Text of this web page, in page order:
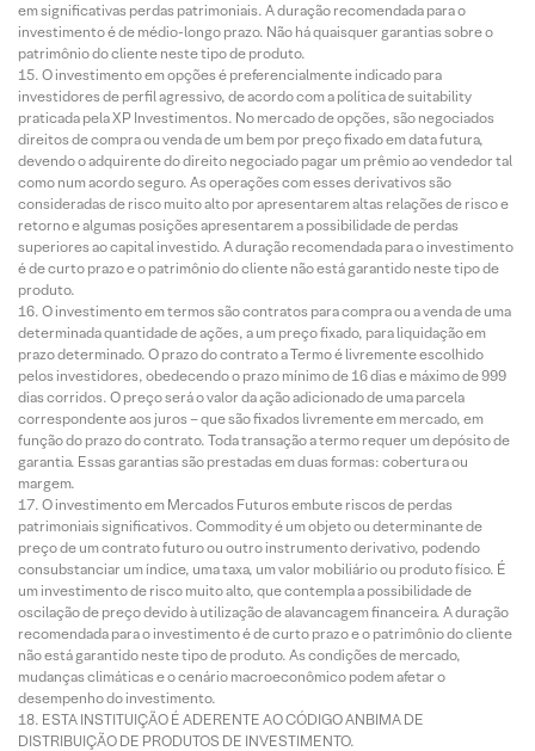
em significativas perdas patrimoniais. A duração recomendada para o
investimento é de médio-longo prazo. Não há quaisquer garantias sobre o
patrimônio do cliente neste tipo de produto.
O investimento em opções é preferencialmente indicado para
investidores de perfil agressivo, de acordo com a política de suitability
praticada pela XP Investimentos. No mercado de opções, são negociados
direitos de compra ou venda de um bem por preço fixado em data futura,
devendo o adquirente do direito negociado pagar um prêmio ao vendedor tal
como num acordo seguro. As operações com esses derivativos são
consideradas de risco muito alto por apresentarem altas relações de risco e
retorno e algumas posições apresentarem a possibilidade de perdas
superiores ao capital investido. A duração recomendada para o investimento
é de curto prazo e o patrimônio do cliente não está garantido neste tipo de
produto.
O investimento em termos são contratos para compra ou a venda de uma
determinada quantidade de ações, a um preço fixado, para liquidação em
prazo determinado. O prazo do contrato a Termo é livremente escolhido
pelos investidores, obedecendo o prazo mínimo de 16 dias e máximo de 999
dias corridos. O preço será o valor da ação adicionado de uma parcela
correspondente aos juros – que são fixados livremente em mercado, em
função do prazo do contrato. Toda transação a termo requer um depósito de
garantia. Essas garantias são prestadas em duas formas: cobertura ou
margem.
O investimento em Mercados Futuros embute riscos de perdas
patrimoniais significativos. Commodity é um objeto ou determinante de
preço de um contrato futuro ou outro instrumento derivativo, podendo
consubstanciar um índice, uma taxa, um valor mobiliário ou produto físico. É
um investimento de risco muito alto, que contempla a possibilidade de
oscilação de preço devido à utilização de alavancagem financeira. A duração
recomendada para o investimento é de curto prazo e o patrimônio do cliente
não está garantido neste tipo de produto. As condições de mercado,
mudanças climáticas e o cenário macroeconômico podem afetar o
desempenho do investimento.
ESTA INSTITUIÇÃO É ADERENTE AO CÓDIGO ANBIMA DE
DISTRIBUIÇÃO DE PRODUTOS DE INVESTIMENTO.